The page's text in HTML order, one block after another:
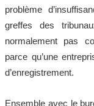
problème
greffes des
normalement pas
parce qu’une
d’enregistrement.
Ensemble avec le